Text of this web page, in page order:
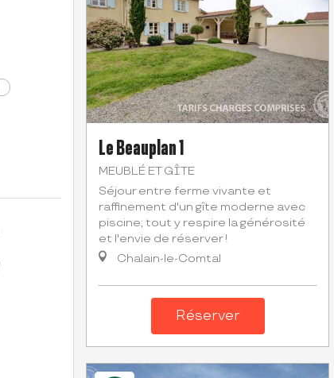
Le Beauplan 1
MEUBLÉ ET GÎTE
Séjour entre ferme vivante et
raffinement d'un gîte moderne avec
piscine; tout y respire la générosité
et l'envie de réserver !
Chalain-le-Comtal
Réserver